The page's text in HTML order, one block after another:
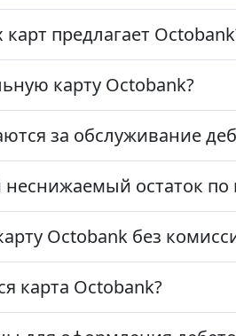
предлагает
карту Octobank?
за обслуживание
остаток по
Octobank без
карта Octobank?